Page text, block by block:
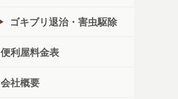
ゴキブリ退治・害虫駆除
便利屋料金表
会社概要